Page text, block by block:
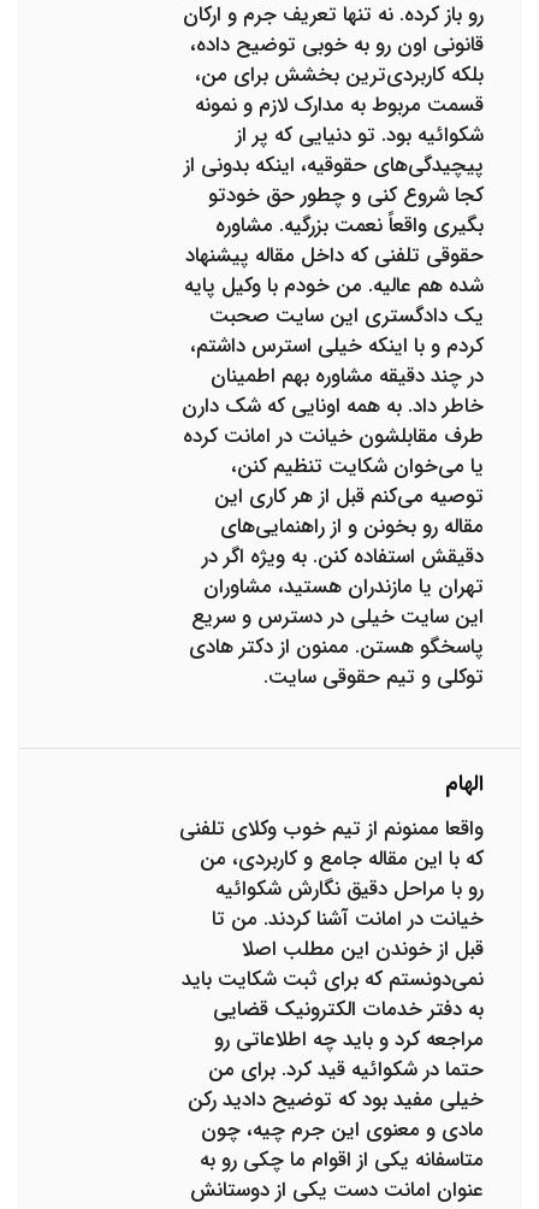
رو باز کرده. نه تنها تعریف جرم و ارکان
قانونی اون رو به خوبی توضیح داده،
بلکه کاربردی‌ترین بخشش برای من،
قسمت مربوط به مدارک لازم و نمونه
شکوائیه بود. تو دنیایی که پر از
پیچیدگی‌های حقوقیه، اینکه بدونی از
کجا شروع کنی و چطور حق خودتو
بگیری واقعاً نعمت بزرگیه. مشاوره
حقوقی تلفنی که داخل مقاله پیشنهاد
شده هم عالیه. من خودم با وکیل پایه
یک دادگستری این سایت صحبت
کردم و با اینکه خیلی استرس داشتم،
در چند دقیقه مشاوره بهم اطمینان
خاطر داد. به همه اونایی که شک دارن
طرف مقابلشون خیانت در امانت کرده
یا می‌خوان شکایت تنظیم کنن،
توصیه می‌کنم قبل از هر کاری این
مقاله رو بخونن و از راهنمایی‌های
دقیقش استفاده کنن. به ویژه اگر در
تهران یا مازندران هستید، مشاوران
این سایت خیلی در دسترس و سریع
پاسخگو هستن. ممنون از دکتر هادی
توکلی و تیم حقوقی سایت.
الهام
واقعا ممنونم از تیم خوب وکلای تلفنی
که با این مقاله جامع و کاربردی، من
رو با مراحل دقیق نگارش شکوائیه
خیانت در امانت آشنا کردند. من تا
قبل از خوندن این مطلب اصلا
نمی‌دونستم که برای ثبت شکایت باید
به دفتر خدمات الکترونیک قضایی
مراجعه کرد و باید چه اطلاعاتی رو
حتما در شکوائیه قید کرد. برای من
خیلی مفید بود که توضیح دادید رکن
مادی و معنوی این جرم چیه، چون
متاسفانه یکی از اقوام ما چکی رو به
عنوان امانت دست یکی از دوستانش